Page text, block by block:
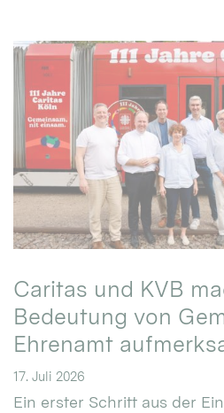
Caritas und KVB
Bedeutung von
Ehrenamt
17. Juli 2026
Ein erster Schritt aus der